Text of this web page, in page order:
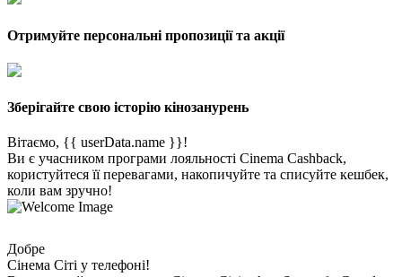
Отримуйте персональні пропозиції та акції
Зберігайте свою історію кінозанурень
Вітаємо, {{ userData.name }}!
Ви є учасником програми лояльності Cinema Cashback,
користуйтеся її перевагами, накопичуйте та списуйте кешбек,
коли вам зручно!
Добре
Сінема Сіті у телефоні!